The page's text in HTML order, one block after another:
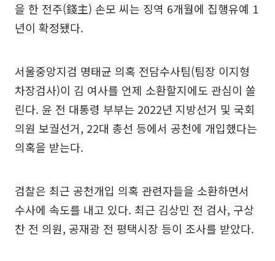
을 한 전주(錢主) 손모 씨는 징역 6개월에 집행유예 1
년이 확정됐다.
서울중앙지검 명태균 의혹 전담수사팀(팀장 이지형
차장검사)이 김 여사를 언제 소환할지에도 관심이 쏠
린다. 윤 전 대통령 부부는 2022년 지방선거 및 국회
의원 보궐선거, 22대 총선 등에서 공천에 개입했다는
의혹을 받는다.
검찰은 최근 공천개입 의혹 관련자들을 소환하면서
수사에 속도를 내고 있다. 최근 김상민 전 검사, 구상
찬 전 의원, 공재광 전 평택시장 등이 조사를 받았다.